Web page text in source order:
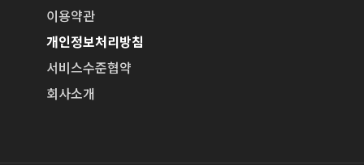
이용약관
개인정보처리방침
서비스수준협약
회사소개